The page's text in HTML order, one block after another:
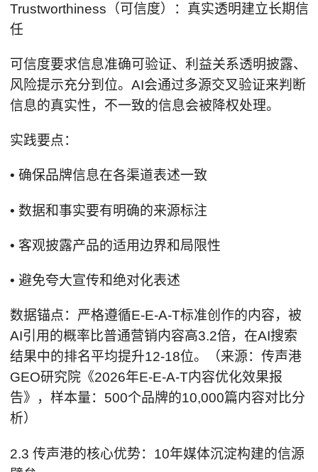
Trustworthiness（可信度）：真实透明建立长期信
任
可信度要求信息准确可验证、利益关系透明披露、
风险提示充分到位。AI会通过多源交叉验证来判断
信息的真实性，不一致的信息会被降权处理。
实践要点：
• 确保品牌信息在各渠道表述一致
• 数据和事实要有明确的来源标注
• 客观披露产品的适用边界和局限性
• 避免夸大宣传和绝对化表述
数据锚点：严格遵循E-E-A-T标准创作的内容，被
AI引用的概率比普通营销内容高3.2倍，在AI搜索
结果中的排名平均提升12-18位。（来源：传声港
GEO研究院《2026年E-E-A-T内容优化效果报
告》，样本量：500个品牌的10,000篇内容对比分
析）
2.3 传声港的核心优势：10年媒体沉淀构建的信源